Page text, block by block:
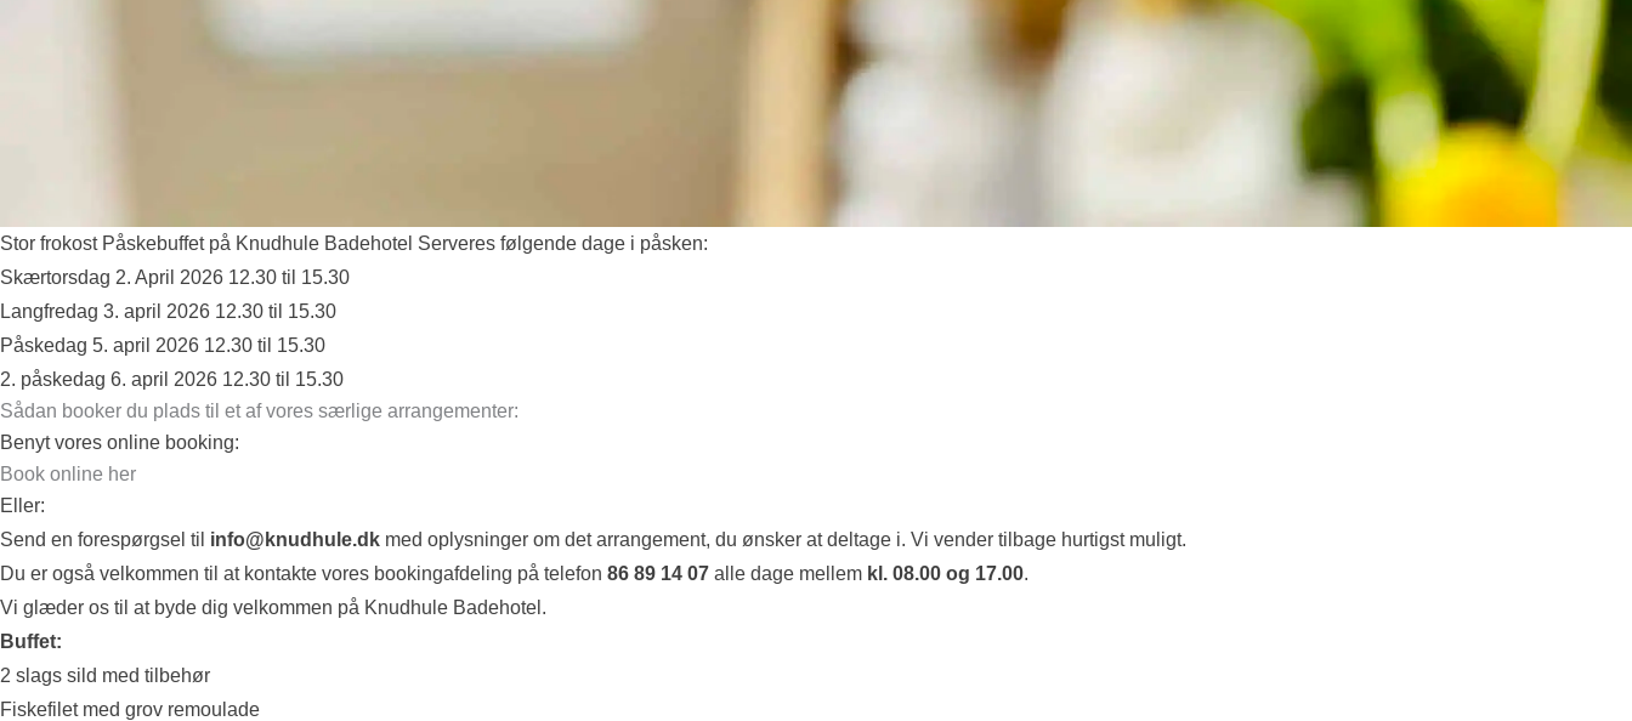
Stor frokost Påskebuffet på Knudhule Badehotel Serveres følgende dage i påsken:
Skærtorsdag 2. April 2026 12.30 til 15.30
Langfredag 3. april 2026 12.30 til 15.30
Påskedag 5. april 2026 12.30 til 15.30
2. påskedag 6. april 2026 12.30 til 15.30
Sådan booker du plads til et af vores særlige arrangementer:
Benyt vores online booking:
Book online her
Eller:
Send en forespørgsel til info@knudhule.dk med oplysninger om det arrangement, du ønsker at deltage i. Vi vender tilbage hurtigst muligt.
Du er også velkommen til at kontakte vores bookingafdeling på telefon 86 89 14 07 alle dage mellem kl. 08.00 og 17.00.
Vi glæder os til at byde dig velkommen på Knudhule Badehotel.
Buffet:
2 slags sild med tilbehør
Fiskefilet med grov remoulade